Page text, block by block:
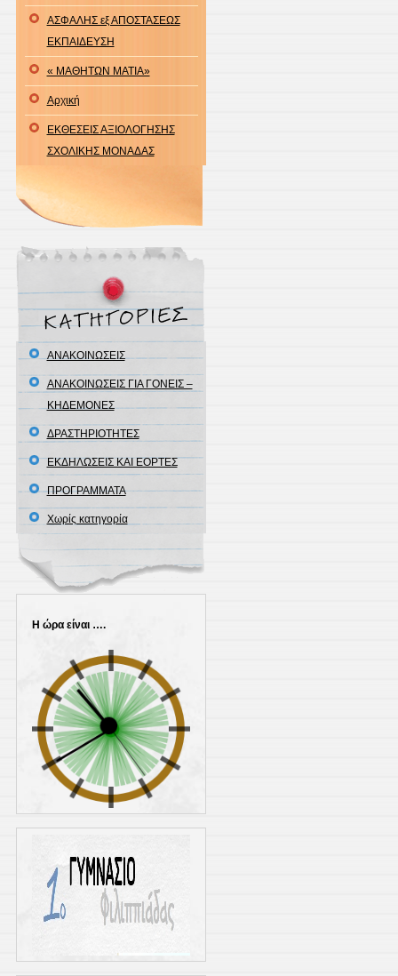
ΑΣΦΑΛΗΣ εξ ΑΠΟΣΤΑΣΕΩΣ
ΕΚΠΑΙΔΕΥΣΗ
« ΜΑΘΗΤΩΝ ΜΑΤΙΑ»
Αρχική
ΕΚΘΕΣΕΙΣ ΑΞΙΟΛΟΓΗΣΗΣ
ΣΧΟΛΙΚΗΣ ΜΟΝΑΔΑΣ
ΑΝΑΚΟΙΝΩΣΕΙΣ
ΑΝΑΚΟΙΝΩΣΕΙΣ ΓΙΑ ΓΟΝΕΙΣ –
ΚΗΔΕΜΟΝΕΣ
ΔΡΑΣΤΗΡΙΟΤΗΤΕΣ
ΕΚΔΗΛΩΣΕΙΣ ΚΑΙ ΕΟΡΤΕΣ
ΠΡΟΓΡΑΜΜΑΤΑ
Χωρίς κατηγορία
Η ώρα είναι ….